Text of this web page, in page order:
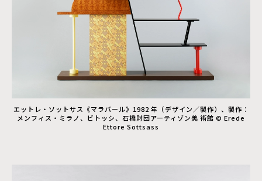
エットレ・ソットサス《マラバール》1982 年（デザイン／製作）、製作：
メンフィス・ミラノ、ビトッシ、石橋財団アーティゾン美 術館 © Erede
Ettore Sottsass